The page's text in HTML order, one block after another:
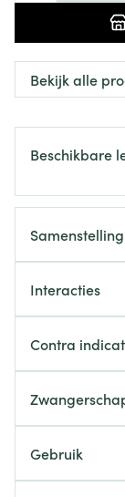
Bekijk alle
Beschikbare
Samenstelling
Interacties
Contra
Gebruik